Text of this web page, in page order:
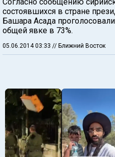
состоявшихся в стране
Башара Асада
общей явке в 73%.
05.06.2014 03:33 // Ближний Восток